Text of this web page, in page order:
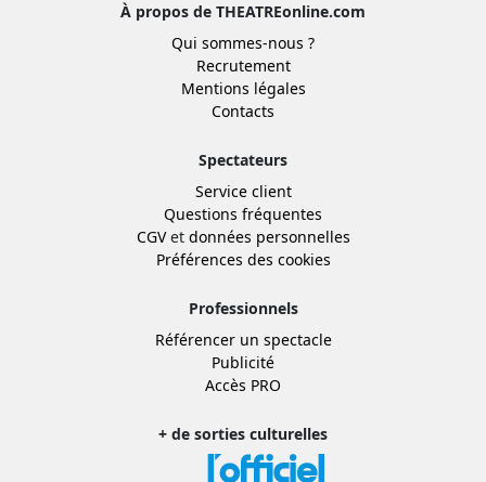
À propos de THEATREonline.com
Qui sommes-nous ?
Recrutement
Mentions légales
Contacts
Spectateurs
Service client
Questions fréquentes
CGVet données personnelles
Préférences des cookies
Professionnels
Référencer un spectacle
Publicité
Accès PRO
+ de sorties culturelles